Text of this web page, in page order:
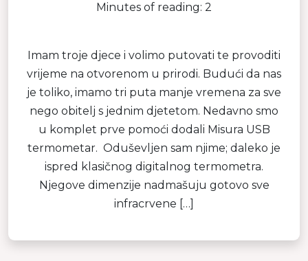
Minutes of reading: 2
Imam troje djece i volimo putovati te provoditi
vrijeme na otvorenom u prirodi. Budući da nas
je toliko, imamo tri puta manje vremena za sve
nego obitelj s jednim djetetom. Nedavno smo
u komplet prve pomoći dodali Misura USB
termometar. Oduševljen sam njime; daleko je
ispred klasičnog digitalnog termometra.
Njegove dimenzije nadmašuju gotovo sve
infracrvene […]